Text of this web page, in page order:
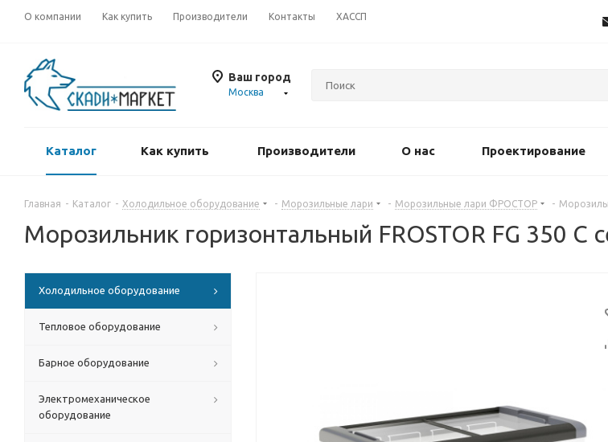
О компании Как купить Производители Контакты ХАССП
Ваш город
Москва
Каталог Как купить Производители О нас Проектирование
Главная - Каталог - Холодильное оборудование - Морозильные лари - Морозильные лари ФРОСТОР -
Морозильник горизонтальный FROSTOR FG 350 С
Холодильное оборудование
Тепловое оборудование
Барное оборудование
Электромеханическое
оборудование